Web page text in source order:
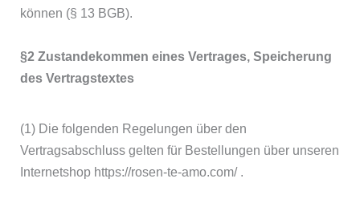
können (§ 13 BGB).
§2 Zustandekommen eines Vertrages, Speicherung
des Vertragstextes
(1) Die folgenden Regelungen über den
Vertragsabschluss gelten für Bestellungen über unseren
Internetshop https://rosen-te-amo.com/ .